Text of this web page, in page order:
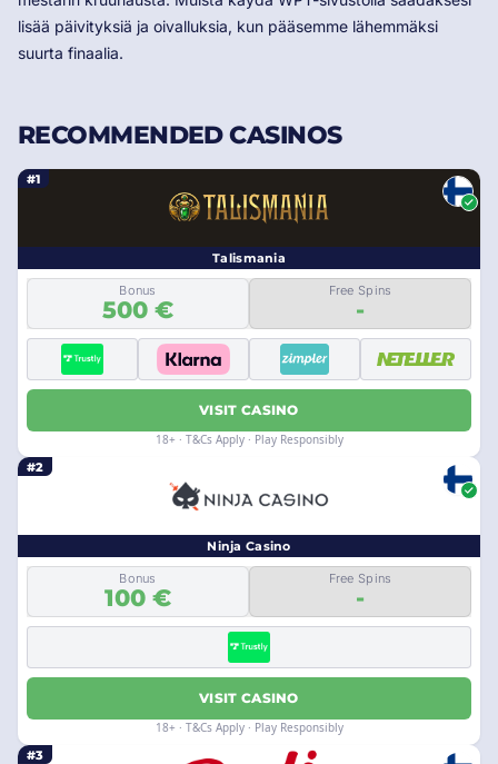
lisää päivityksiä ja oivalluksia, kun pääsemme lähemmäksi
suurta finaalia.
RECOMMENDED CASINOS
#1
Talismania
Bonus
500 €
Free Spins
-
VISIT CASINO
18+ · T&Cs Apply · Play Responsibly
#2
Ninja Casino
Bonus
100 €
Free Spins
-
VISIT CASINO
18+ · T&Cs Apply · Play Responsibly
#3